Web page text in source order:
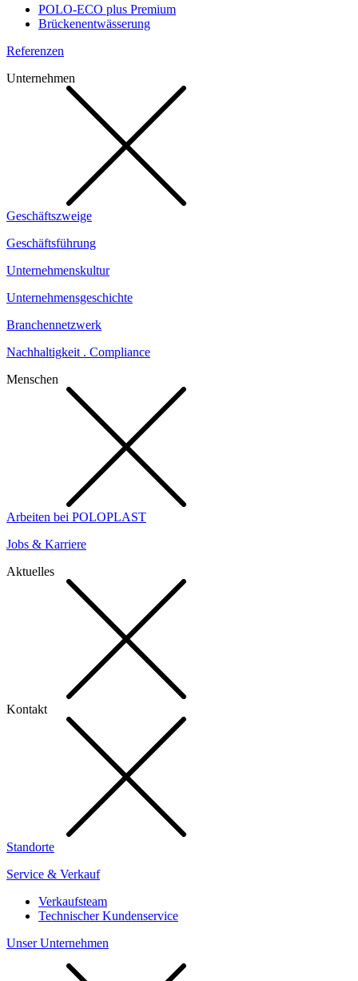
POLO-ECO plus Premium
Brückenentwässerung
Referenzen
Unternehmen
Geschäftszweige
Geschäftsführung
Unternehmenskultur
Unternehmensgeschichte
Branchennetzwerk
Nachhaltigkeit . Compliance
Menschen
Arbeiten bei POLOPLAST
Jobs & Karriere
Aktuelles
Kontakt
Standorte
Service & Verkauf
Verkaufsteam
Technischer Kundenservice
Unser Unternehmen